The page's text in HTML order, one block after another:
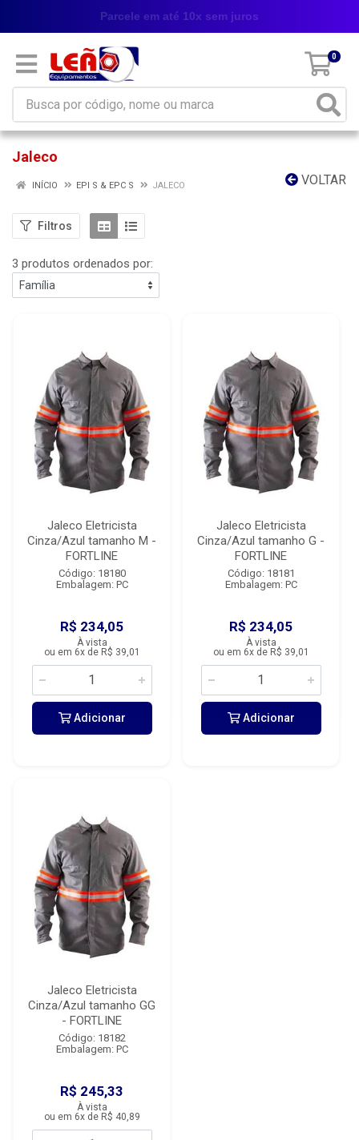
0
Parcele em até 10x sem juros
Jaleco
VOLTAR
INÍCIO EPI S & EPC S JALECO
Filtros
3 produtos ordenados por:
Jaleco Eletricista
Cinza/Azul tamanho M -
FORTLINE
Código: 18180
Embalagem: PC
R$ 234,05
À vista
ou em 6x de R$ 39,01
Adicionar
Jaleco Eletricista
Cinza/Azul tamanho G -
FORTLINE
Código: 18181
Embalagem: PC
R$ 234,05
À vista
ou em 6x de R$ 39,01
Adicionar
Jaleco Eletricista
Cinza/Azul tamanho GG
- FORTLINE
Código: 18182
Embalagem: PC
R$ 245,33
À vista
ou em 6x de R$ 40,89